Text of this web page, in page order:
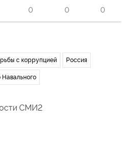
0 0 0
с коррупцией Россия
СМИ2